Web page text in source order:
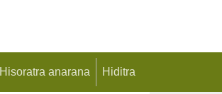
Hisoratra anarana Hiditra